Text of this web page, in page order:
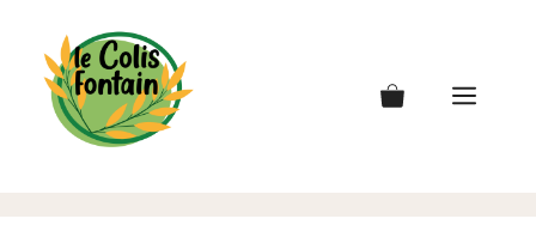
contenu